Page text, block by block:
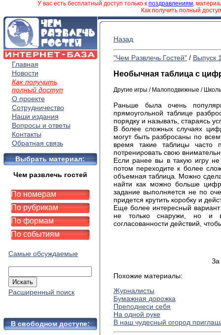
У вас есть бесплатный доступ только к поздравлениям,
Как получить полный
Главная
Новости
Как получить
полный доступ
О проекте
Сотрудничество
Наши издания
Вопросы и ответы
Контакты
Обратная связь
Выбрать материал:
Чем развлечь гостей
По номерам
По рубрикам
По формам
По событиям
Самые обсуждаемые
Расширенный поиск
В свободном доступе:
Назад
"Чем Развлечь Гостей" / Выпуск
Необычная таблица с
Другие игры / Малоподвижные /
Раньше была очень
прямоугольной таблице
порядку и называть, стараясь
В более сложных случаях
могут быть разбросаны по
время такие таблицы часто
потренировать свою
Если ранее вы в такую игру
потом переходите к более
объемная таблица. Можно
найти как можно больше
задание выполняется не по
придется крутить коробку и
Еще более интересный
не только снаружи, но и
согласованности действий,
За
Похожие материалы:
Журналисты
Бумажная дорожка
Преподнеси себя
На одной руке
В наш чудесный огород